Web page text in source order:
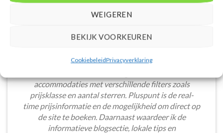
WEIGEREN
BEKIJK VOORKEUREN
CookiebeleidPrivacyverklaring
WAT ZE OVER ONS ZEGGEN
accommodaties met verschillende filters zoals
prijsklasse en aantal sterren. Pluspunt is de real-
time prijsinformatie en de mogelijkheid om direct op
de site te boeken. Daarnaast waardeer ik de
informatieve blogsectie, lokale tips en